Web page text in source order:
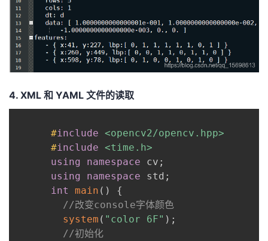
4. XML 和 YAML 文件的读取
#include <opencv2/opencv.hpp>
#include <time.h>
using
namespace cv ;
using
namespace std ;
int
main ( )
{
//改变console字体颜色
system ( "color 6F" ) ;
//初始化